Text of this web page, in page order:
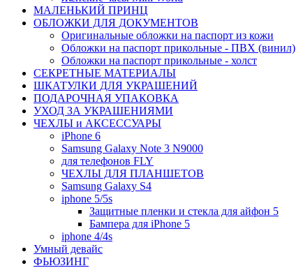
МАЛЕНЬКИЙ ПРИНЦ
ОБЛОЖКИ ДЛЯ ДОКУМЕНТОВ
Оригинальные обложки на паспорт из кожи
Обложки на паспорт прикольные - ПВХ (винил)
Обложки на паспорт прикольные - холст
СЕКРЕТНЫЕ МАТЕРИАЛЫ
ШКАТУЛКИ ДЛЯ УКРАШЕНИЙ
ПОДАРОЧНАЯ УПАКОВКА
УХОД ЗА УКРАШЕНИЯМИ
ЧEХЛЫ и АКСЕССУАРЫ
iPhone 6
Samsung Galaxy Note 3 N9000
для телефонов FLY
ЧЕХЛЫ ДЛЯ ПЛАНШЕТОВ
Samsung Galaxy S4
iphone 5/5s
Защитные пленки и стекла для айфон 5
Бампера для iPhone 5
iphone 4/4s
Умный девайс
ФЬЮЗИНГ